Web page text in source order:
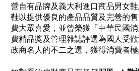
營自有品牌及義大利進口商品男女
鞋以提供優良的產品品質及完善的
費大眾喜愛，並曾榮獲『中華民國
費精品獎及管理雜誌評選為國人受
政商名人的不二之選，獲得消費者極